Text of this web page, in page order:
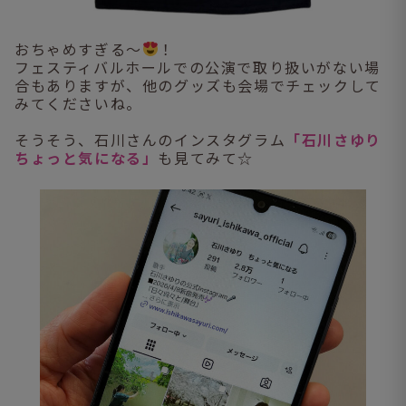
おちゃめすぎる～
！
フェスティバルホールでの公演で取り扱いがない場
合もありますが、他のグッズも会場でチェックして
みてくださいね。
そうそう、石川さんのインスタグラム 「石川さゆり
ちょっと気になる」 も見てみて☆